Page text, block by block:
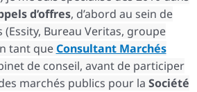
d’offres, d’abord au sein de
Bureau Veritas, groupe
tant queConsultant Marchés
de conseil, avant de participer
marchés publics pour la Société